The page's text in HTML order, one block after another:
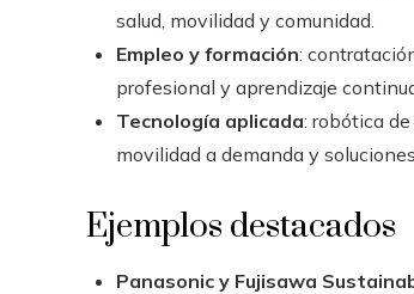
salud, movilidad y comunidad.
Empleo y formación:
profesional y aprendizaje
Tecnología aplicada: robótica
movilidad a demanda y
Ejemplos destacados
Panasonic y Fujisawa